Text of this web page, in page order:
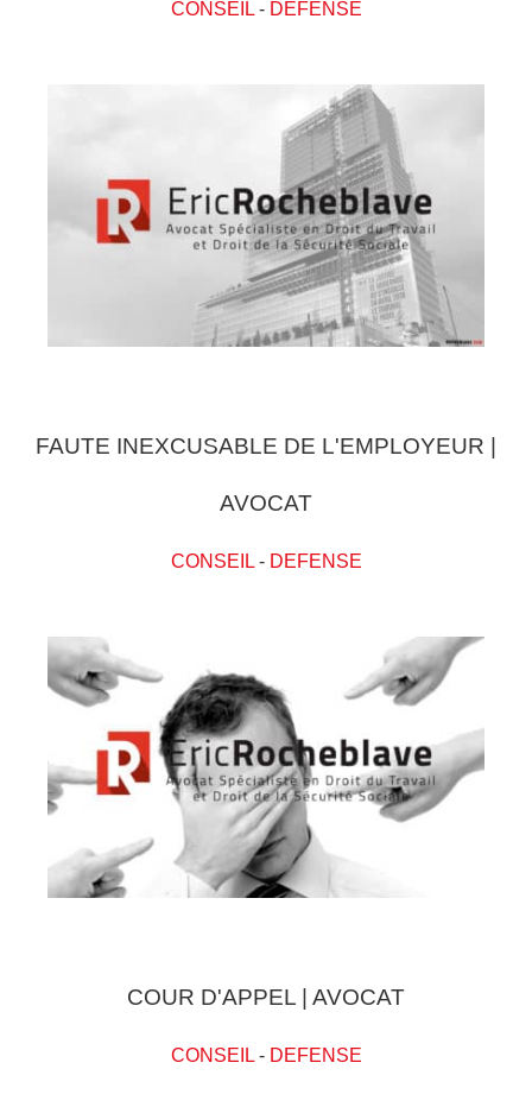
CONSEIL- DEFENSE
FAUTE INEXCUSABLE DE L'EMPLOYEUR |
AVOCAT
CONSEIL- DEFENSE
COUR D'APPEL | AVOCAT
CONSEIL- DEFENSE